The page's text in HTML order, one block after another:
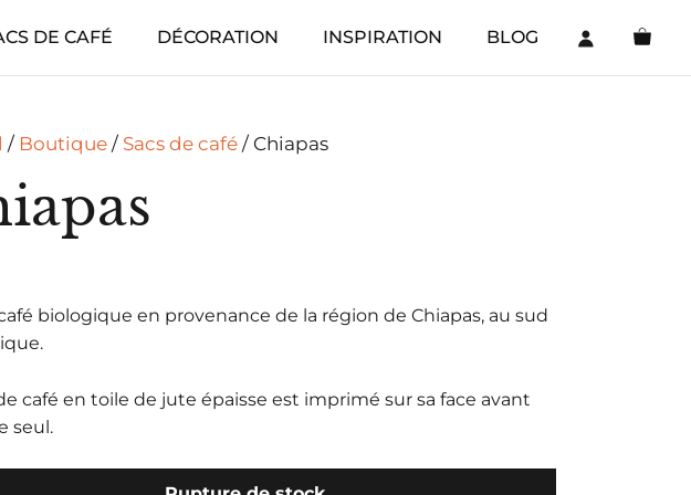
DE CAFÉ DÉCORATION INSPIRATION BLOG
/ Boutique/ Sacs de café/ Chiapas
biologique en provenance de la région de Chiapas, au sud
café en toile de jute épaisse est imprimé sur sa face avant
seul.